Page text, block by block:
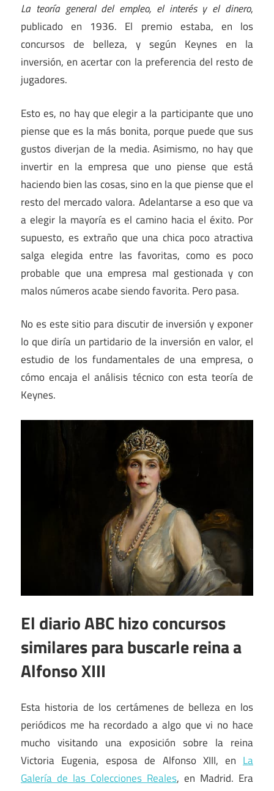
La teoría general del empleo, el interés y el dinero,
publicado en 1936. El premio estaba, en los
concursos de belleza, y según Keynes en la
inversión, en acertar con la preferencia del resto de
jugadores.
Esto es, no hay que elegir a la participante que uno
piense que es la más bonita, porque puede que sus
gustos diverjan de la media. Asimismo, no hay que
invertir en la empresa que uno piense que está
haciendo bien las cosas, sino en la que piense que el
resto del mercado valora. Adelantarse a eso que va
a elegir la mayoría es el camino hacia el éxito. Por
supuesto, es extraño que una chica poco atractiva
salga elegida entre las favoritas, como es poco
probable que una empresa mal gestionada y con
malos números acabe siendo favorita. Pero pasa.
No es este sitio para discutir de inversión y exponer
lo que diría un partidario de la inversión en valor, el
estudio de los fundamentales de una empresa, o
cómo encaja el análisis técnico con esta teoría de
Keynes.
El diario ABC hizo concursos
similares para buscarle reina a
Alfonso XIII
Esta historia de los certámenes de belleza en los
periódicos me ha recordado a algo que vi no hace
mucho visitando una exposición sobre la reina
Victoria Eugenia, esposa de Alfonso XIII, en La
Galería de las Colecciones Reales, en Madrid. Era